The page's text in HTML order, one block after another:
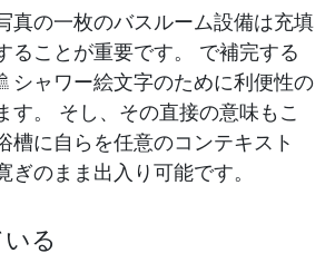
真の一枚のバスルーム設備は充填
ることが重要です。 で補完する
シャワー絵文字のために利便性の
す。 そし、その直接の意味もこ
槽に自らを任意のコンテキスト
ぎのまま出入り可能です。
る